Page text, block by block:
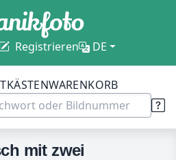
Registrieren DE
WARENKORB
mit zwei